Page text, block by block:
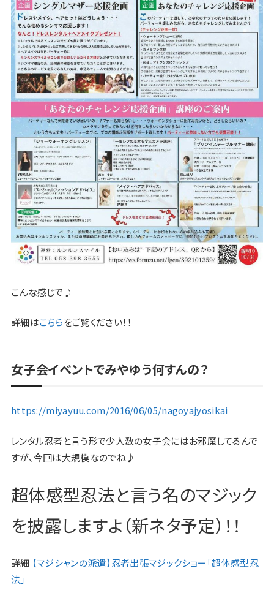
こんな感じで♪
詳細はこちらをご覧ください！！
女子会イベントでみやゆう何すんの？
https://miyayuu.com/2016/06/05/nagoyajyosikai
レンタル忍者と言う形で少人数の女子会にはお邪魔してるんで
すが、今回は大規模なのでね♪
超体感型忍法と言う名のマジック
を披露しますよ （新ネタ予定）！！
詳細 【マジシャンの派遣】忍者出張マジックショー「超体感型忍
法」